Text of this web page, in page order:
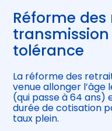
Réforme
transmission
tolérance
La réforme des
venue allonger
(qui passe à 64 ans)
durée de cotisation
taux plein.